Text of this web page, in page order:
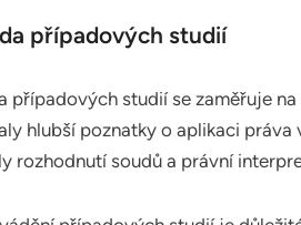
případových studií
případových studií se zaměřuje
hlubší poznatky o aplikaci
rozhodnutí soudů a právní